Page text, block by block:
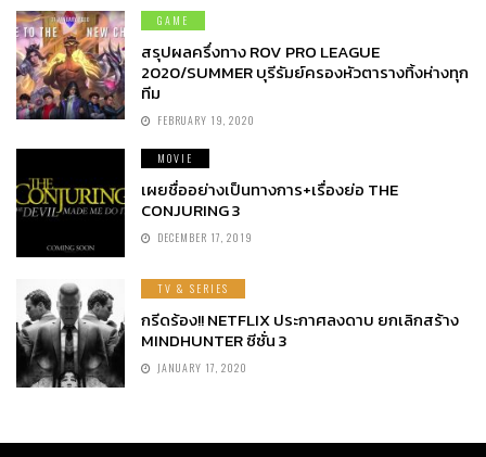
GAME
สรุปผลครึ่งทาง ROV PRO LEAGUE
2020/SUMMER บุรีรัมย์ครองหัวตารางทิ้งห่างทุก
ทีม
FEBRUARY 19, 2020
MOVIE
เผยชื่ออย่างเป็นทางการ+เรื่องย่อ THE
CONJURING 3
DECEMBER 17, 2019
TV & SERIES
กรีดร้อง!! NETFLIX ประกาศลงดาบ ยกเลิกสร้าง
MINDHUNTER ซีซั่น 3
JANUARY 17, 2020